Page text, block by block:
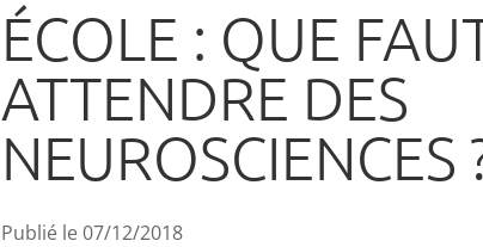
ÉCOLE : QUE
ATTENDRE DES
NEUROSCIENCES
Publié le 07/12/2018